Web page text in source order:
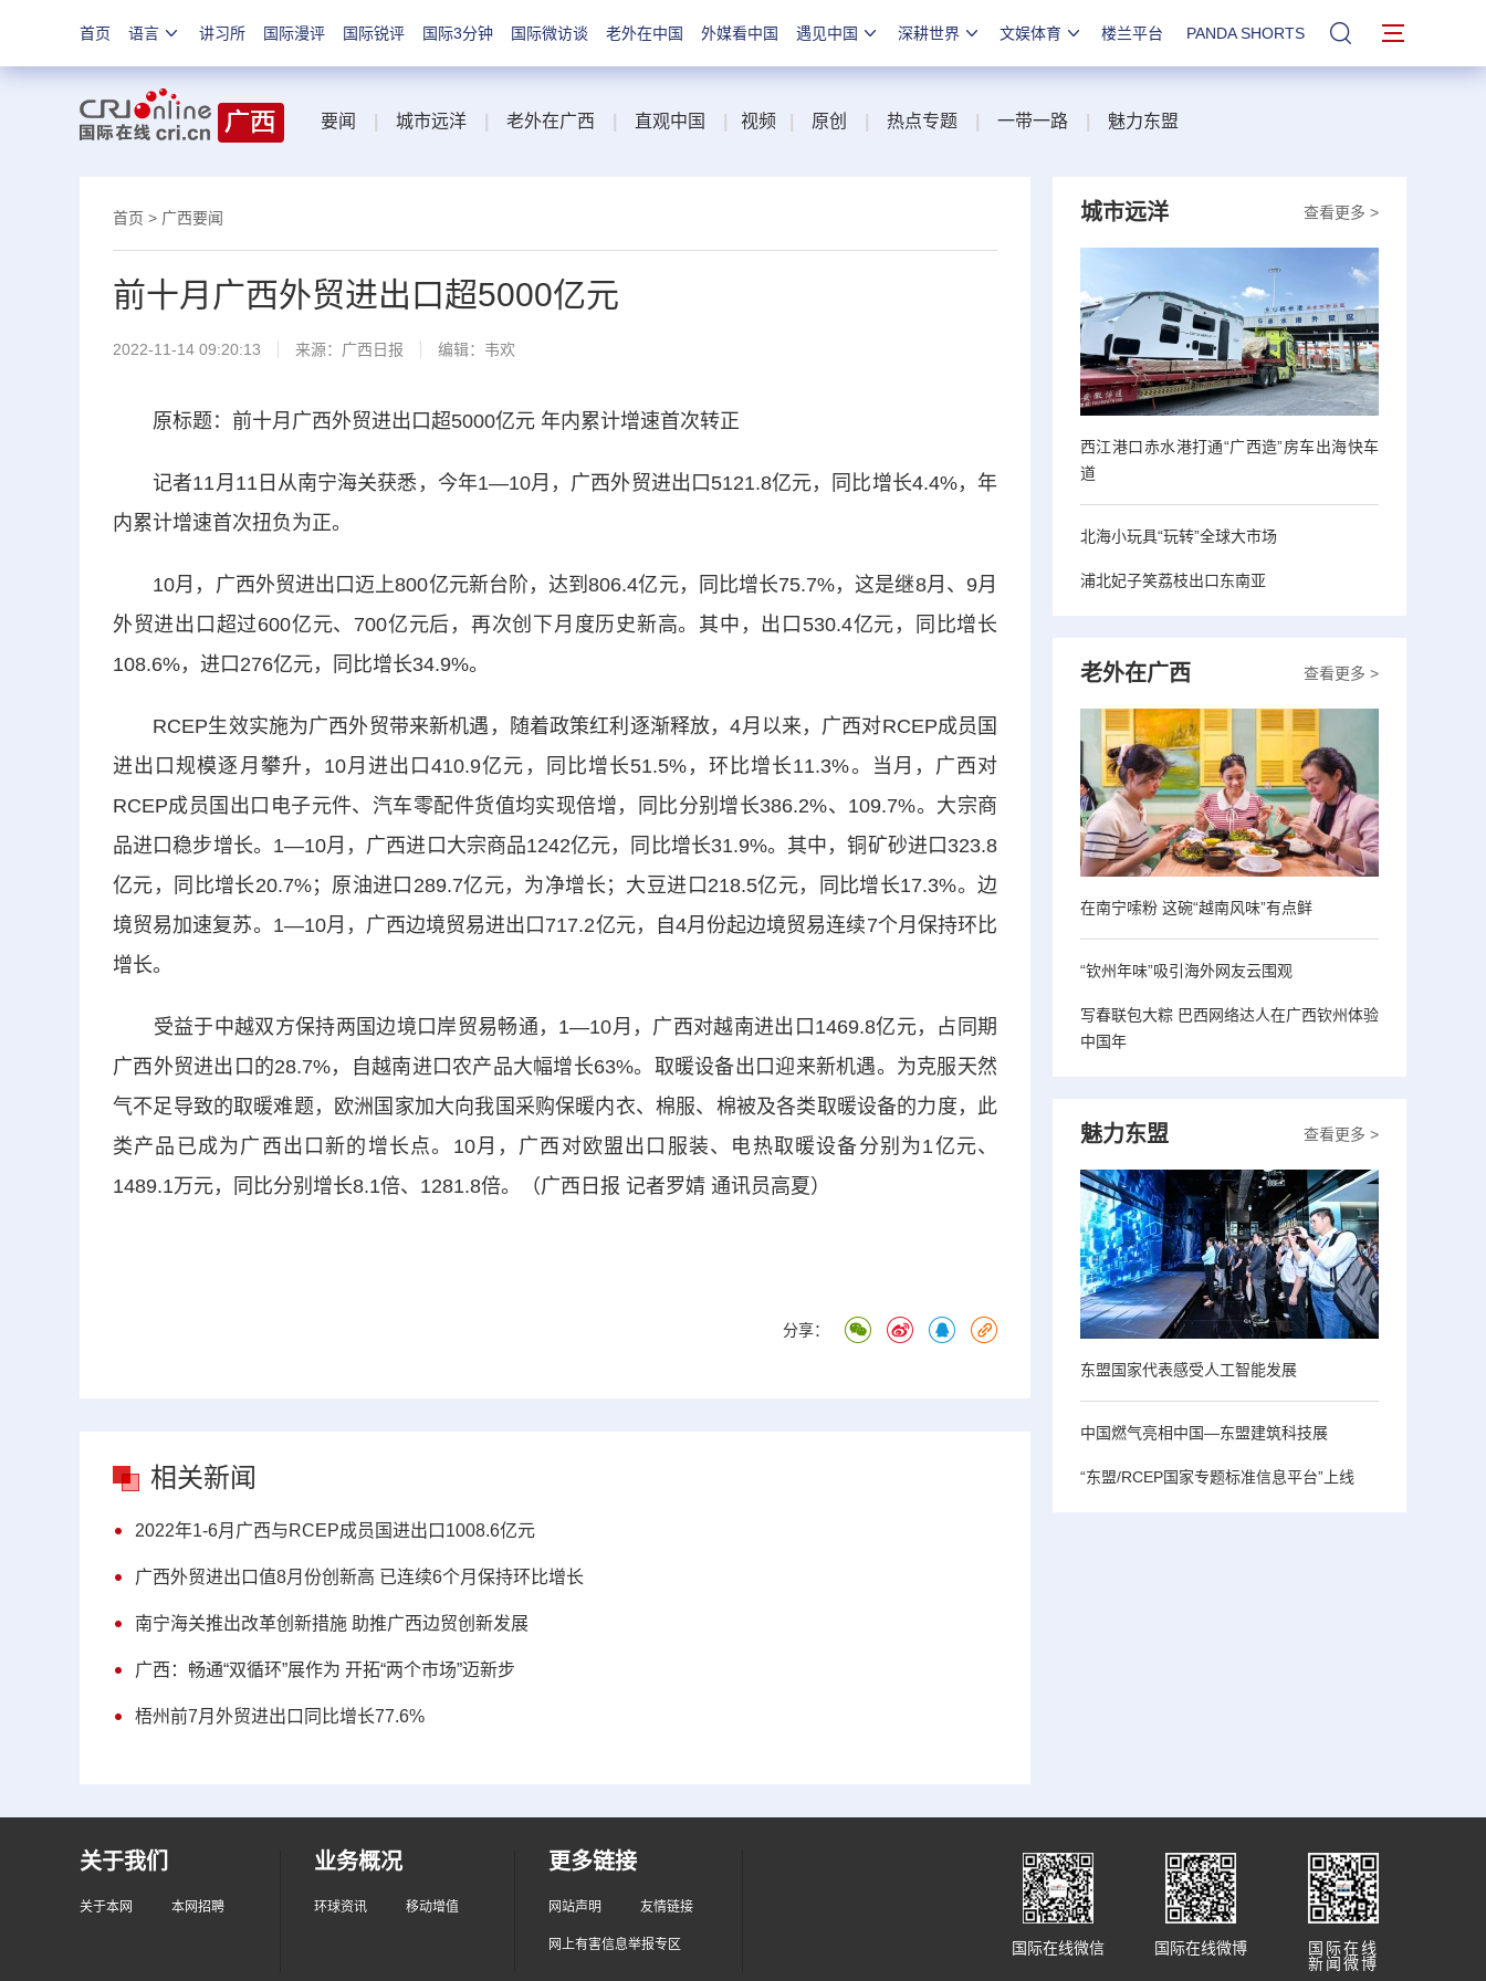
首页 语言 讲习所 国际漫评 国际锐评 国际3分钟 国际微访谈 老外在中国 外媒看中国 遇见中国 深耕世界 文娱体育 楼兰平台 PANDA SHORTS 站内搜索
要闻 城市远洋 老外在广西 直观中国 视频 原创 热点专题 一带一路 魅力东盟
首页 > 广西要闻
前十月广西外贸进出口超5000亿元
2022-11-14 09:20:13 来源： 广西日报 编辑：韦欢
原标题：前十月广西外贸进出口超5000亿元 年内累计增速首次转正
记者11月11日从南宁海关获悉，今年1—10月，广西外贸进出口5121.8亿元，同比增长4.4%，年
内累计增速首次扭负为正。
10月，广西外贸进出口迈上800亿元新台阶，达到806.4亿元，同比增长75.7%，这是继8月、9月
外贸进出口超过600亿元、700亿元后，再次创下月度历史新高。其中，出口530.4亿元，同比增长
108.6%，进口276亿元，同比增长34.9%。
RCEP生效实施为广西外贸带来新机遇，随着政策红利逐渐释放，4月以来，广西对RCEP成员国
进出口规模逐月攀升，10月进出口410.9亿元，同比增长51.5%，环比增长11.3%。当月，广西对
RCEP成员国出口电子元件、汽车零配件货值均实现倍增，同比分别增长386.2%、109.7%。大宗商
品进口稳步增长。1—10月，广西进口大宗商品1242亿元，同比增长31.9%。其中，铜矿砂进口323.8
亿元，同比增长20.7%；原油进口289.7亿元，为净增长；大豆进口218.5亿元，同比增长17.3%。边
境贸易加速复苏。1—10月，广西边境贸易进出口717.2亿元，自4月份起边境贸易连续7个月保持环比
增长。
受益于中越双方保持两国边境口岸贸易畅通，1—10月，广西对越南进出口1469.8亿元，占同期
广西外贸进出口的28.7%，自越南进口农产品大幅增长63%。取暖设备出口迎来新机遇。为克服天然
气不足导致的取暖难题，欧洲国家加大向我国采购保暖内衣、棉服、棉被及各类取暖设备的力度，此
类产品已成为广西出口新的增长点。10月，广西对欧盟出口服装、电热取暖设备分别为1亿元、
1489.1万元，同比分别增长8.1倍、1281.8倍。（广西日报 记者罗婧 通讯员高夏）
分享：
相关新闻
2022年1-6月广西与RCEP成员国进出口1008.6亿元
广西外贸进出口值8月份创新高 已连续6个月保持环比增长
南宁海关推出改革创新措施 助推广西边贸创新发展
广西：畅通“双循环”展作为 开拓“两个市场”迈新步
梧州前7月外贸进出口同比增长77.6%
查看更多 >
城市远洋
西江港口赤水港打通“广西造”房车出海快车
道
北海小玩具“玩转”全球大市场
浦北妃子笑荔枝出口东南亚
查看更多 >
老外在广西
在南宁嗦粉 这碗“越南风味”有点鲜
“钦州年味”吸引海外网友云围观
写春联包大粽 巴西网络达人在广西钦州体验
中国年
查看更多 >
魅力东盟
东盟国家代表感受人工智能发展
中国燃气亮相中国—东盟建筑科技展
“东盟/RCEP国家专题标准信息平台”上线
关于我们
关于本网 本网招聘
业务概况
环球资讯 移动增值
更多链接
网站声明 友情链接
网上有害信息举报专区
国际在线
新闻微博
国际在线微博
国际在线微信